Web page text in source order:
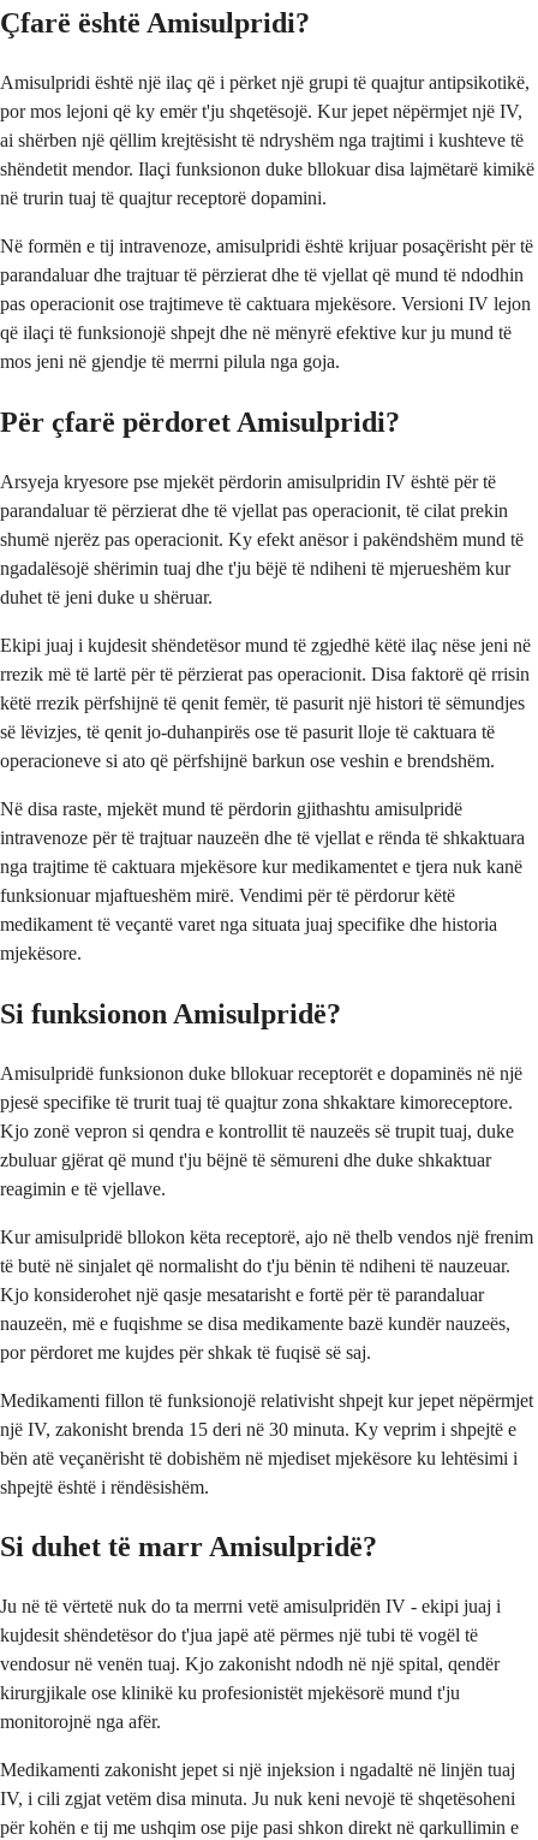
Çfarë është Amisulpridi?
Amisulpridi është një ilaç që i përket një grupi të quajtur antipsikotikë,
por mos lejoni që ky emër t'ju shqetësojë. Kur jepet nëpërmjet një IV,
ai shërben një qëllim krejtësisht të ndryshëm nga trajtimi i kushteve të
shëndetit mendor. Ilaçi funksionon duke bllokuar disa lajmëtarë kimikë
në trurin tuaj të quajtur receptorë dopamini.
Në formën e tij intravenoze, amisulpridi është krijuar posaçërisht për të
parandaluar dhe trajtuar të përzierat dhe të vjellat që mund të ndodhin
pas operacionit ose trajtimeve të caktuara mjekësore. Versioni IV lejon
që ilaçi të funksionojë shpejt dhe në mënyrë efektive kur ju mund të
mos jeni në gjendje të merrni pilula nga goja.
Për çfarë përdoret Amisulpridi?
Arsyeja kryesore pse mjekët përdorin amisulpridin IV është për të
parandaluar të përzierat dhe të vjellat pas operacionit, të cilat prekin
shumë njerëz pas operacionit. Ky efekt anësor i pakëndshëm mund të
ngadalësojë shërimin tuaj dhe t'ju bëjë të ndiheni të mjerueshëm kur
duhet të jeni duke u shëruar.
Ekipi juaj i kujdesit shëndetësor mund të zgjedhë këtë ilaç nëse jeni në
rrezik më të lartë për të përzierat pas operacionit. Disa faktorë që rrisin
këtë rrezik përfshijnë të qenit femër, të pasurit një histori të sëmundjes
së lëvizjes, të qenit jo-duhanpirës ose të pasurit lloje të caktuara të
operacioneve si ato që përfshijnë barkun ose veshin e brendshëm.
Në disa raste, mjekët mund të përdorin gjithashtu amisulpridë
intravenoze për të trajtuar nauzeën dhe të vjellat e rënda të shkaktuara
nga trajtime të caktuara mjekësore kur medikamentet e tjera nuk kanë
funksionuar mjaftueshëm mirë. Vendimi për të përdorur këtë
medikament të veçantë varet nga situata juaj specifike dhe historia
mjekësore.
Si funksionon Amisulpridë?
Amisulpridë funksionon duke bllokuar receptorët e dopaminës në një
pjesë specifike të trurit tuaj të quajtur zona shkaktare kimoreceptore.
Kjo zonë vepron si qendra e kontrollit të nauzeës së trupit tuaj, duke
zbuluar gjërat që mund t'ju bëjnë të sëmureni dhe duke shkaktuar
reagimin e të vjellave.
Kur amisulpridë bllokon këta receptorë, ajo në thelb vendos një frenim
të butë në sinjalet që normalisht do t'ju bënin të ndiheni të nauzeuar.
Kjo konsiderohet një qasje mesatarisht e fortë për të parandaluar
nauzeën, më e fuqishme se disa medikamente bazë kundër nauzeës,
por përdoret me kujdes për shkak të fuqisë së saj.
Medikamenti fillon të funksionojë relativisht shpejt kur jepet nëpërmjet
një IV, zakonisht brenda 15 deri në 30 minuta. Ky veprim i shpejtë e
bën atë veçanërisht të dobishëm në mjediset mjekësore ku lehtësimi i
shpejtë është i rëndësishëm.
Si duhet të marr Amisulpridë?
Ju në të vërtetë nuk do ta merrni vetë amisulpridën IV - ekipi juaj i
kujdesit shëndetësor do t'jua japë atë përmes një tubi të vogël të
vendosur në venën tuaj. Kjo zakonisht ndodh në një spital, qendër
kirurgjikale ose klinikë ku profesionistët mjekësorë mund t'ju
monitorojnë nga afër.
Medikamenti zakonisht jepet si një injeksion i ngadaltë në linjën tuaj
IV, i cili zgjat vetëm disa minuta. Ju nuk keni nevojë të shqetësoheni
për kohën e tij me ushqim ose pije pasi shkon direkt në qarkullimin e